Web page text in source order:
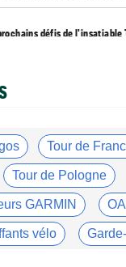
défis de l'insatiable
essaiera encore..."
à Nice... Vollering ou
ne sais pas à quoi
Tour de
Tour de Pologne
GARMIN
vélo
ABUS